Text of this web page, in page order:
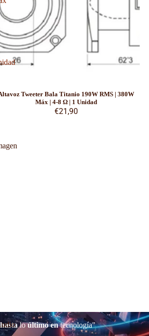
Tweeter Bala Titanio 190W RMS | 380W
Máx | 4-8 Ω | 1 Unidad
€21,90
hastaloúltimo entecnología"